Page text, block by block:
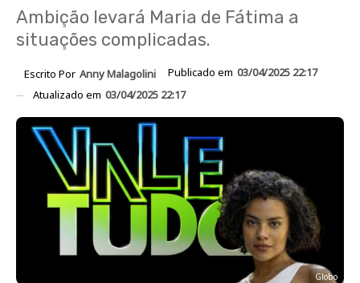
Ambição levará Maria de Fátima a
situações complicadas.
Escrito Por Anny Malagolini Publicado em 03/04/2025 22:17
Atualizado em 03/04/2025 22:17
Globo